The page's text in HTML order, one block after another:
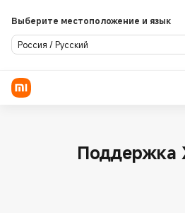
Выберите местоположение и язык
Россия / Русский
Поддержка